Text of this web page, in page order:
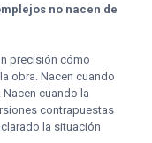
no nacen de
precisión cómo
obra. Nacen cuando
cuando la
contrapuestas
la situación